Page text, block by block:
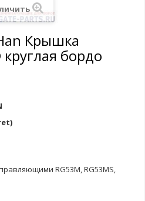
Крышка
бордо
RG53M, RG53MS,